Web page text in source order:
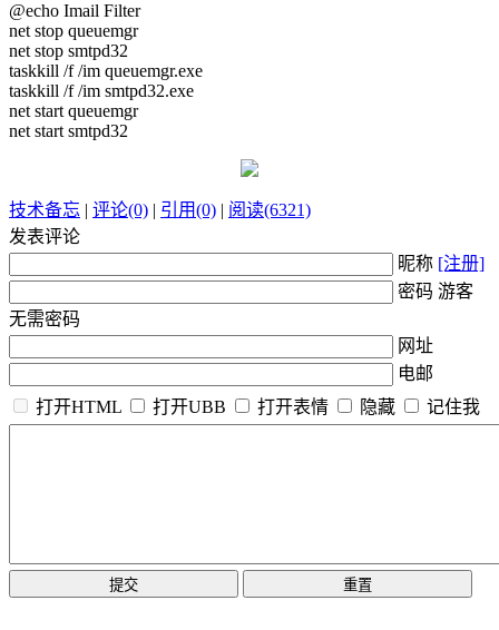
@echo Imail Filter
net stop queuemgr
net stop smtpd32
taskkill /f /im queuemgr.exe
taskkill /f /im smtpd32.exe
net start queuemgr
net start smtpd32
技术备忘 | 评论(0) | 引用(0) | 阅读(6321)
发表评论
昵称 [注册]
密码 游客
无需密码
网址
电邮
打开HTML
打开UBB 打开表情 隐藏 记住我